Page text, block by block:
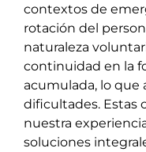
contextos de
rotación del
naturaleza
continuidad en la
acumulada, lo que
dificultades. Estas
nuestra
soluciones